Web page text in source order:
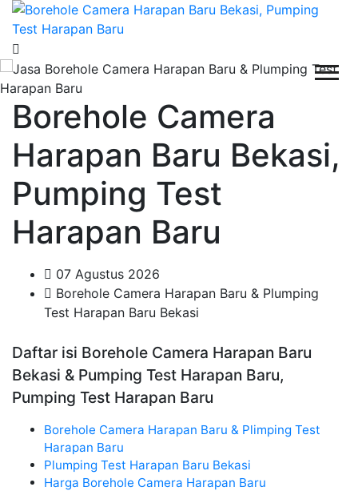
Borehole Camera
Harapan Baru Bekasi,
Pumping Test
Harapan Baru
07 Agustus 2026
Borehole Camera Harapan Baru & Plumping
Test Harapan Baru Bekasi
Daftar isi Borehole Camera Harapan Baru
Bekasi & Pumping Test Harapan Baru,
Pumping Test Harapan Baru
Borehole Camera Harapan Baru & Plimping Test
Harapan Baru
Plumping Test Harapan Baru Bekasi
Harga Borehole Camera Harapan Baru